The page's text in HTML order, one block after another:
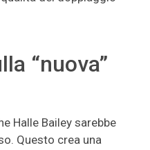
“nuova”
Halle Bailey sarebbe
Questo crea una